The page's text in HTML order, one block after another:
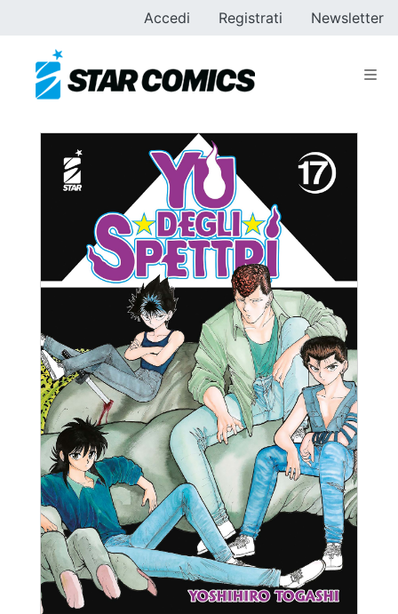
Accedi Registrati Newsletter